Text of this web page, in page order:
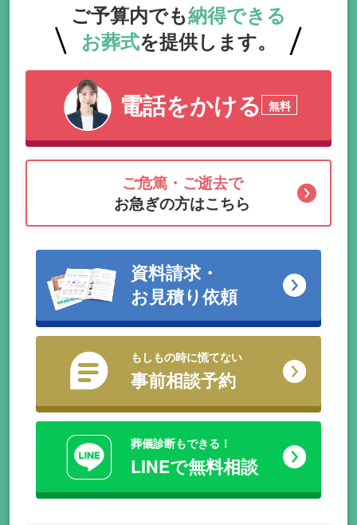
ご予算内でも納得できる
お葬式を提供します。
電話をかける 無料
ご危篤・ご逝去で
お急ぎの方はこちら
資料請求・
お見積り依頼
もしもの時に慌てない
事前相談予約
葬儀診断もできる！
LINEで無料相談